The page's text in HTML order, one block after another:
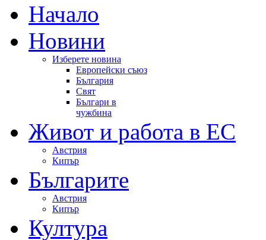
Начало
Новини
Изберете новина
Европейски съюз
България
Свят
Българи в
чужбина
Живот и работа в ЕС
Австрия
Кипър
Българите
Австрия
Кипър
Култура